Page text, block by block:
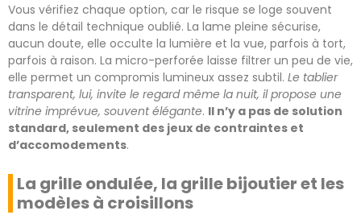
Vous vérifiez chaque option, car le risque se loge souvent
dans le détail technique oublié. La lame pleine sécurise,
aucun doute, elle occulte la lumière et la vue, parfois à tort,
parfois à raison. La micro-perforée laisse filtrer un peu de vie,
elle permet un compromis lumineux assez subtil. Le tablier
transparent, lui, invite le regard même la nuit, il propose une
vitrine imprévue, souvent élégante. Il n’y a pas de solution
standard, seulement des jeux de contraintes et
d’accomodements.
La grille ondulée, la grille bijoutier et les
modèles à croisillons